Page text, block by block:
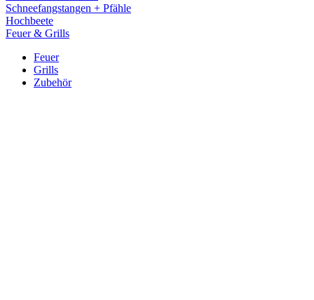
Schneefangstangen + Pfähle
Hochbeete
Feuer & Grills
Feuer
Grills
Zubehör